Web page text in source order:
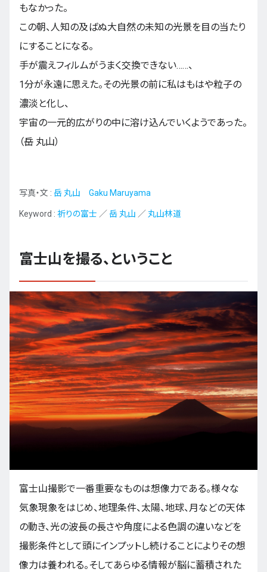
もなかった。
この朝、人知の及ばぬ大自然の未知の光景を目の当たり
にすることになる。
手が震えフィルムがうまく交換できない……、
1分が永遠に思えた。その光景の前に私はもはや粒子の
濃淡と化し、
宇宙の一元的広がりの中に溶け込んでいくようであった。
（岳 丸山）
写真・文 : 岳 丸山 Gaku Maruyama
Keyword : 祈りの富士 ／ 岳 丸山 ／ 丸山林道
富士山を撮る、ということ
富士山撮影で一番重要なものは想像力である。様々な
気象現象をはじめ、地理条件、太陽、地球、月などの天体
の動き、光の波長の長さや角度による色調の違いなどを
撮影条件として頭にインプットし続けることによりその想
像力は養われる。そしてあらゆる情報が脳に蓄積された